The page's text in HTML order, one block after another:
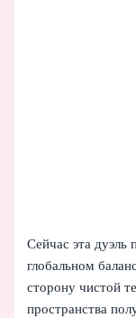
Сейчас эта дуэль
глобальном
сторону чистой
пространства